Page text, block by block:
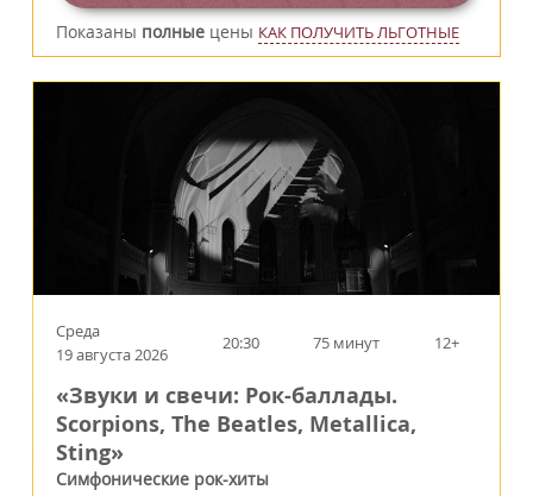
Показаны полные цены КАК ПОЛУЧИТЬ ЛЬГОТНЫЕ
Среда
19 августа 2026
20:30 75 минут 12+
«Звуки и свечи: Рок-баллады.
Scorpions, The Beatles, Metallica,
Sting»
Симфонические рок-хиты